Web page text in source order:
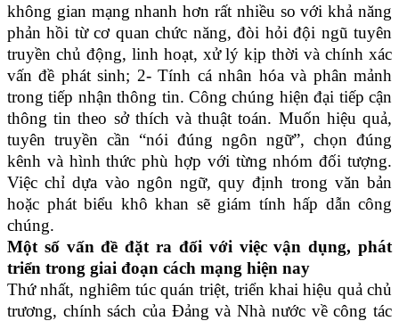
không gian mạng nhanh hơn rất nhiều so với khả năng
phản hồi từ cơ quan chức năng, đòi hỏi đội ngũ tuyên
truyền chủ động, linh hoạt, xử lý kịp thời và chính xác
vấn đề phát sinh; 2- Tính cá nhân hóa và phân mảnh
trong tiếp nhận thông tin. Công chúng hiện đại tiếp cận
thông tin theo sở thích và thuật toán. Muốn hiệu quả,
tuyên truyền cần “nói đúng ngôn ngữ”, chọn đúng
kênh và hình thức phù hợp với từng nhóm đối tượng.
Việc chỉ dựa vào ngôn ngữ, quy định trong văn bản
hoặc phát biểu khô khan sẽ giám tính hấp dẫn công
chúng.
Một số vấn đề đặt ra đối với việc vận dụng, phát
triển trong giai đoạn cách mạng hiện nay
Thứ nhất, nghiêm túc quán triệt, triển khai hiệu quả chủ
trương, chính sách của Đảng và Nhà nước về công tác